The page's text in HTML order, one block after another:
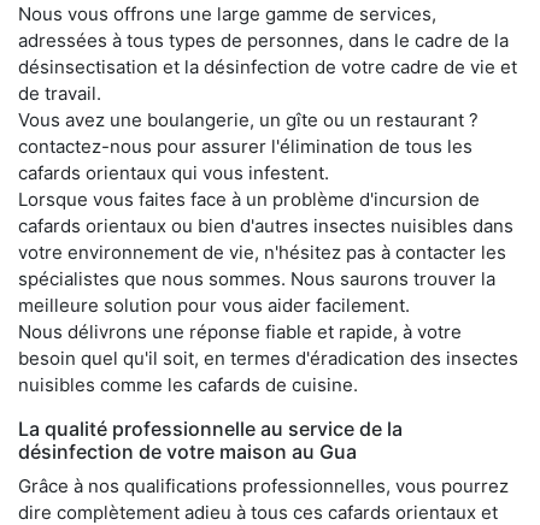
Nous vous offrons une large gamme de services,
adressées à tous types de personnes, dans le cadre de la
désinsectisation et la désinfection de votre cadre de vie et
de travail.
Vous avez une boulangerie, un gîte ou un restaurant ?
contactez-nous pour assurer l'élimination de tous les
cafards orientaux qui vous infestent.
Lorsque vous faites face à un problème d'incursion de
cafards orientaux ou bien d'autres insectes nuisibles dans
votre environnement de vie, n'hésitez pas à contacter les
spécialistes que nous sommes. Nous saurons trouver la
meilleure solution pour vous aider facilement.
Nous délivrons une réponse fiable et rapide, à votre
besoin quel qu'il soit, en termes d'éradication des insectes
nuisibles comme les cafards de cuisine.
La qualité professionnelle au service de la
désinfection de votre maison au Gua
Grâce à nos qualifications professionnelles, vous pourrez
dire complètement adieu à tous ces cafards orientaux et